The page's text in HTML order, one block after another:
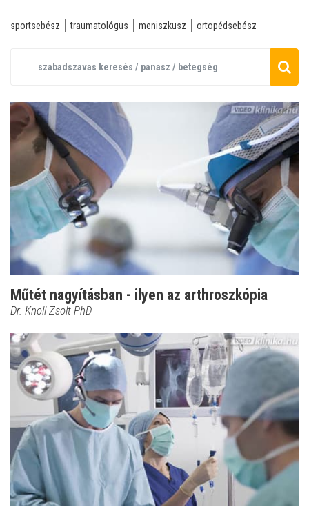
sportsebész traumatológus meniszkusz ortopédsebész
Műtét nagyításban - ilyen az arthroszkópia
Dr. Knoll Zsolt PhD